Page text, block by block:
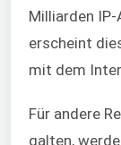
Milliarden
erscheint
mit dem
Für andere
galten,